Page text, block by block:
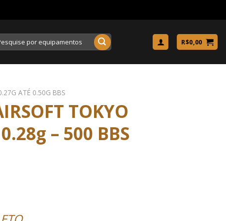
R$0,00
ATÉ 0.50G BBS
TOKYO
– 500 BBS